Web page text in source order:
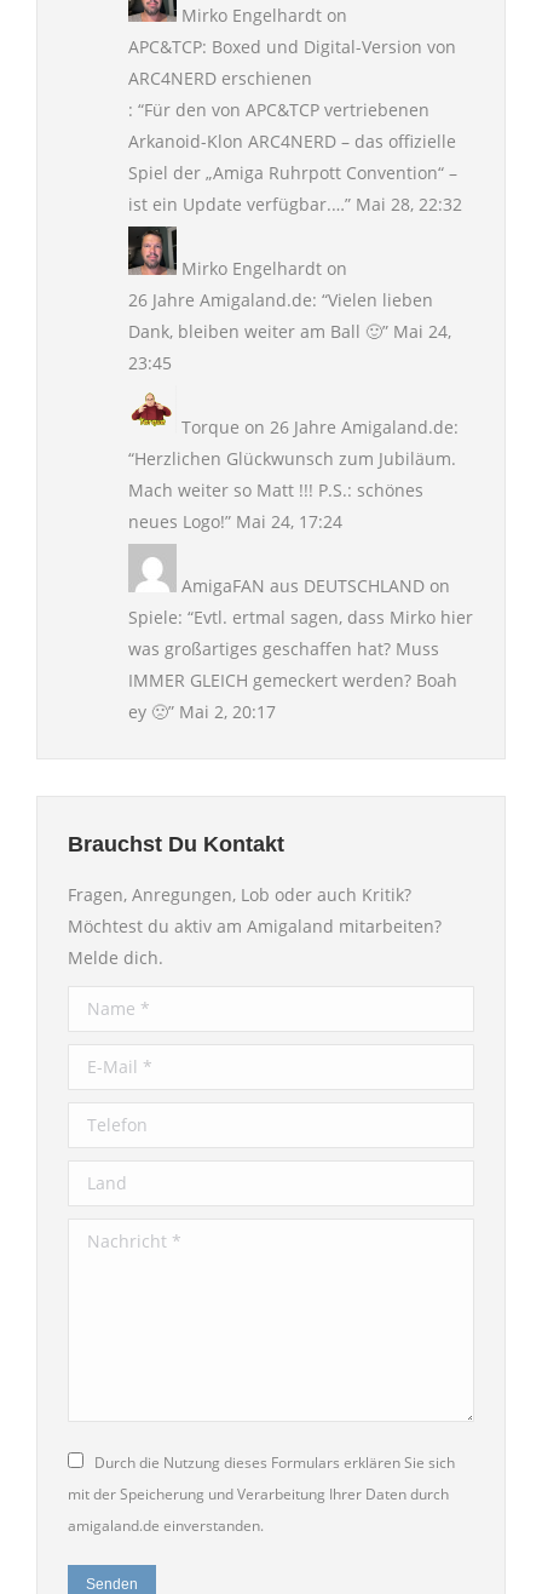
Mirko Engelhardt on
APC&TCP: Boxed und Digital-Version von
ARC4NERD erschienen
: “Für den von APC&TCP vertriebenen
Arkanoid-Klon ARC4NERD – das offizielle
Spiel der „Amiga Ruhrpott Convention“ –
ist ein Update verfügbar.…” Mai 28, 22:32
Mirko Engelhardt on
26 Jahre Amigaland.de: “Vielen lieben
Dank, bleiben weiter am Ball 🙂” Mai 24,
23:45
Torque on 26 Jahre Amigaland.de:
“Herzlichen Glückwunsch zum Jubiläum.
Mach weiter so Matt !!! P.S.: schönes
neues Logo!” Mai 24, 17:24
AmigaFAN aus DEUTSCHLAND on
Spiele: “Evtl. ertmal sagen, dass Mirko hier
was großartiges geschaffen hat? Muss
IMMER GLEICH gemeckert werden? Boah
ey 🙁” Mai 2, 20:17
Brauchst Du Kontakt
Fragen, Anregungen, Lob oder auch Kritik?
Möchtest du aktiv am Amigaland mitarbeiten?
Melde dich.
Name *
E-Mail *
Telefon
Land
Nachricht *
Durch die Nutzung dieses Formulars erklären Sie sich
mit der Speicherung und Verarbeitung Ihrer Daten durch
amigaland.de einverstanden.
Senden